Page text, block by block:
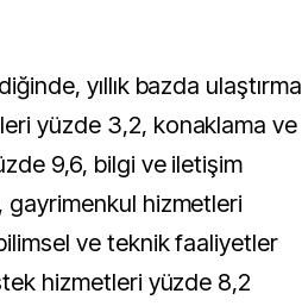
yıllık bazda ulaştırma
yüzde 3,2, konaklama ve
9,6, bilgi ve iletişim
gayrimenkul hizmetleri
ve teknik faaliyetler
hizmetleri yüzde 8,2